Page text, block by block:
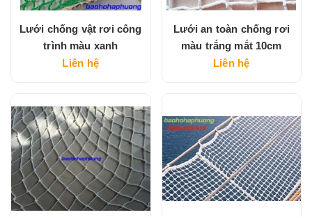
Lưới chống vật rơi công
trình màu xanh
Liên hệ
Lưới an toàn chống rơi
màu trắng mắt 10cm
Liên hệ